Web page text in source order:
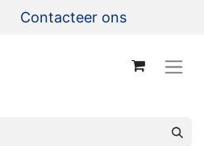
Contacteer ons